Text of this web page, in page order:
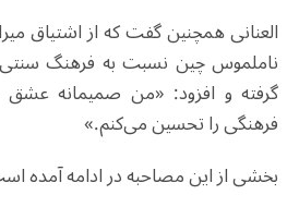
العنانی همچنین گفت که از اشتیاق
ناملموس چین نسبت به فرهنگ
گرفته و افزود: «من صمیمانه عشق
فرهنگی را تحسین می‌کنم.
»
بخشی از این مصاحبه در ادامه آمده